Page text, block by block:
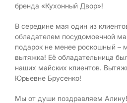
бренда «Кухонный Двор»!
В середине мая один из
обладателем посудомоечной
подарок не менее роскошный –
вытяжка! Её обладательница
наших майских клиентов.
Юрьевне Брусенко!
Мы от души поздравляем